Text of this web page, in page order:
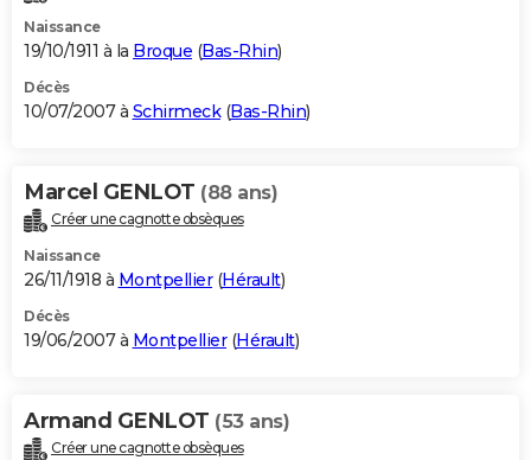
Naissance
19/10/1911 à la Broque (Bas-Rhin)
Décès
10/07/2007 à Schirmeck(Bas-Rhin)
Marcel GENLOT (88 ans)
Créer une cagnotte obsèques
Naissance
26/11/1918 à Montpellier(Hérault)
Décès
19/06/2007 à Montpellier(Hérault)
Armand GENLOT (53 ans)
Créer une cagnotte obsèques